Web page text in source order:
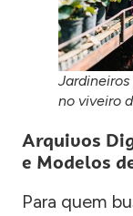
no viveiro
Arquivos
e Modelos
Para quem